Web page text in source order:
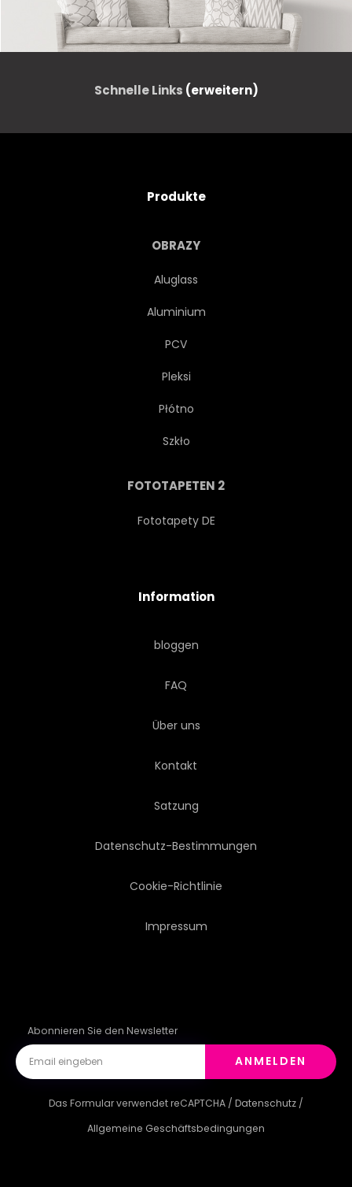
Schnelle Links (erweitern)
Produkte
OBRAZY
Aluglass
Aluminium
PCV
Pleksi
Płótno
Szkło
FOTOTAPETEN 2
Fototapety DE
Information
bloggen
FAQ
Über uns
Kontakt
Satzung
Datenschutz-Bestimmungen
Cookie-Richtlinie
Impressum
Abonnieren Sie den Newsletter
ANMELDEN
Das Formular verwendet reCAPTCHA / Datenschutz /
Allgemeine Geschäftsbedingungen